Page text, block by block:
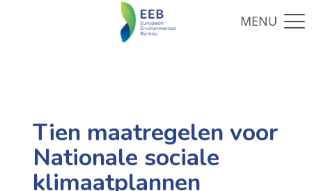
Tien maatregelen voor
Nationale sociale
klimaatplannen